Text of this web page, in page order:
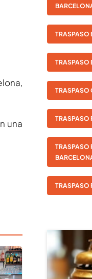
una
TRASPASO
TRASPASO
TRASPASO
TRASPASO
TRASPASO
TRASPASO